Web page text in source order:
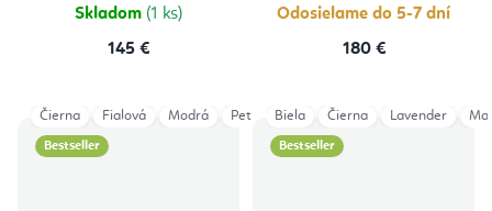
Skladom (1 ks)
145 €
Odosielame do 5-7 dní
180 €
Bestseller
Čierna Fialová Modrá Petrol Sivá Tyrkysová Vínová
Bestseller
Biela Čierna Lavender